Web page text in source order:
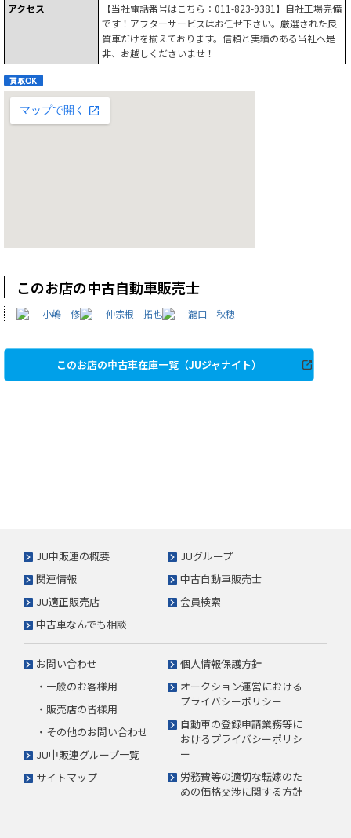
アクセス
【当社電話番号はこちら：011-823-9381】自社工場完備
です！アフターサービスはお任せ下さい。厳選された良
質車だけを揃えております。信頼と実績のある当社へ是
非、お越しくださいませ！
このお店の中古自動車販売士
小嶋 修 仲宗根 拓也 瀧口 秋穂
このお店の中古車在庫一覧（JUジャナイト）
JU中販連の概要
JUグループ
関連情報
中古自動車販売士
JU適正販売店
会員検索
中古車なんでも相談
お問い合わせ
・一般のお客様用
・販売店の皆様用
・その他のお問い合わせ
JU中販連グループ一覧
サイトマップ
個人情報保護方針
オークション運営における
プライバシーポリシー
自動車の登録申請業務等に
おけるプライバシーポリシ
ー
労務費等の適切な転嫁のた
めの価格交渉に関する方針